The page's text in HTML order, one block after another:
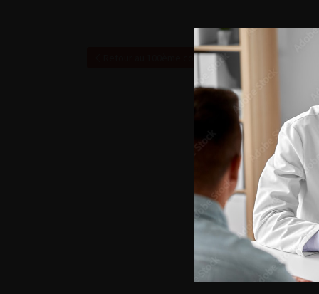
Retour au 100ème congrès français d’urologie –